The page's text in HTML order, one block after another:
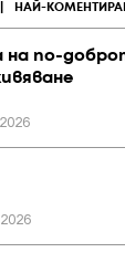
НАЙ-
на по-